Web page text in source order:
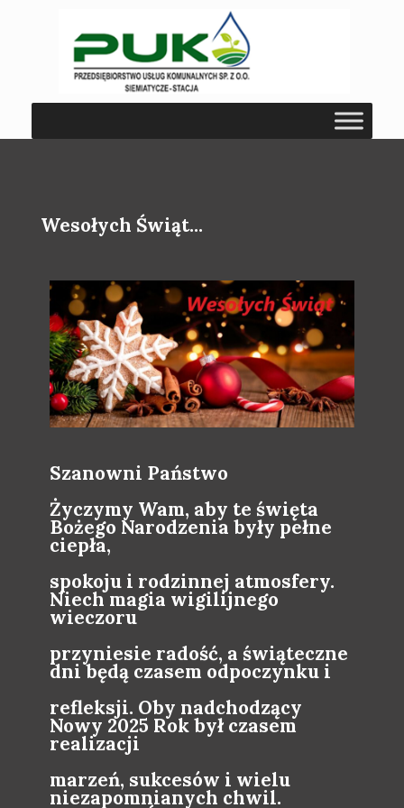
Wesołych Świąt...
Szanowni Państwo
Życzymy Wam, aby te święta
Bożego Narodzenia były pełne
ciepła,
spokoju i rodzinnej atmosfery.
Niech magia wigilijnego
wieczoru
przyniesie radość, a świąteczne
dni będą czasem odpoczynku i
refleksji. Oby nadchodzący
Nowy 2025 Rok był czasem
realizacji
marzeń, sukcesów i wielu
niezapomnianych chwil.